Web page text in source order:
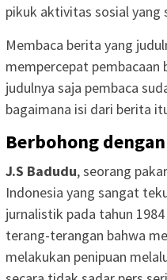
pikuk aktivitas sosial yang
Membaca berita yang
mempercepat pembacaan
judulnya saja pembaca
bagaimana isi dari berita
Berbohong
J.S Badudu, seorang
Indonesia yang sangat
jurnalistik pada tahun
terang-terangan bahwa
melakukan penipuan